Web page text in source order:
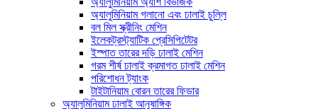
অ্যালুমিনিয়াম গলানো এবং ঢালাই চুল্লি
বল মিল স্ক্রীনিং মেশিন
ইলেকট্রস্ট্যাটিক প্রেসিপিটেটর
ইস্পাত তারের দড়ি ঢালাই মেশিন
গরম শীর্ষ ঢালাই ক্রমাগত ঢালাই মেশিন
পরিশোধন ট্যাংক
টাইটানিয়াম বোরন তারের ফিডার
অ্যালুমিনিয়াম ঢালাই আনুষাঙ্গিক